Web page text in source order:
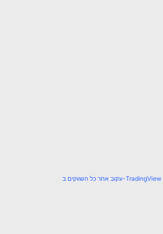
עקוב אחר כל השווקים ב-TradingView